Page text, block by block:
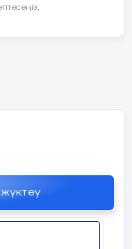
кезеңі.
сәлемдесу,
тексеру.